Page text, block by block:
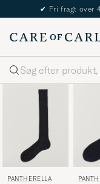
✔ Fri fragt over
Søg
PANTHERELLA